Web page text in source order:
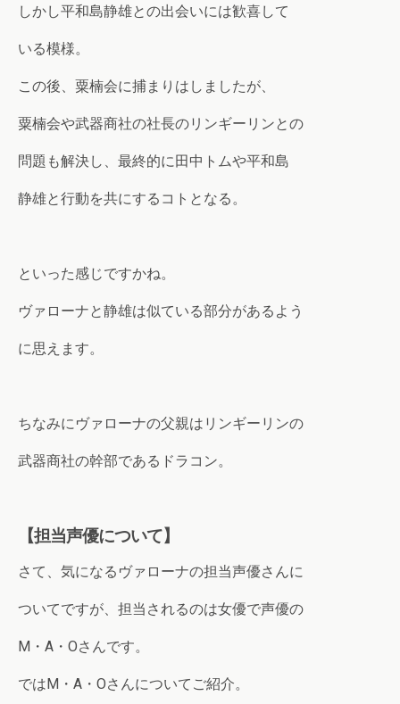
しかし平和島静雄との出会いには歓喜して
いる模様。
この後、粟楠会に捕まりはしましたが、
粟楠会や武器商社の社長のリンギーリンとの
問題も解決し、最終的に田中トムや平和島
静雄と行動を共にするコトとなる。
といった感じですかね。
ヴァローナと静雄は似ている部分があるよう
に思えます。
ちなみにヴァローナの父親はリンギーリンの
武器商社の幹部であるドラコン。
【担当声優について】
さて、気になるヴァローナの担当声優さんに
ついてですが、担当されるのは女優で声優の
M・A・Oさんです。
ではM・A・Oさんについてご紹介。